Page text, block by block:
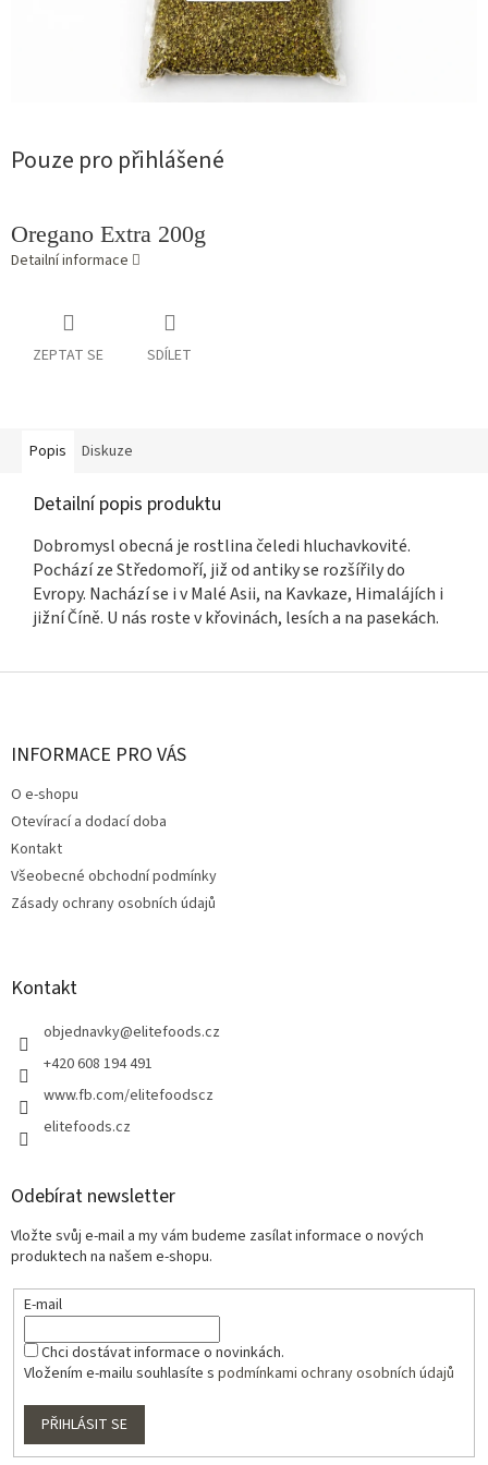
Pouze pro přihlášené
Oregano Extra 200g
Detailní informace
ZEPTAT SE SDÍLET
Popis Diskuze
Detailní popis produktu
Dobromysl obecná je rostlina čeledi hluchavkovité.
Pochází ze Středomoří, již od antiky se rozšířily do
Evropy. Nachází se i v Malé Asii, na Kavkaze, Himalájích i
jižní Číně. U nás roste v křovinách, lesích a na pasekách.
Z
INFORMACE PRO VÁS
O e-shopu
Otevírací a dodací doba
Kontakt
Všeobecné obchodní podmínky
Zásady ochrany osobních údajů
Kontakt
objednavky@elitefoods.cz
+420 608 194 491
www.fb.com/elitefoodscz
elitefoods.cz
Odebírat newsletter
Vložte svůj e-mail a my vám budeme zasílat informace o nových
produktech na našem e-shopu.
E-mail
Chci dostávat informace o novinkách.
Vložením e-mailu souhlasíte s podmínkami ochrany osobních údajů
PŘIHLÁSIT SE